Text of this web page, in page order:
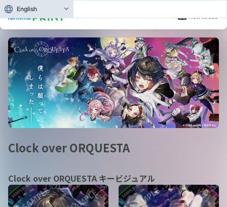
How to use
Clock over ORQUESTA
Clock over ORQUESTA キービジュアル
English